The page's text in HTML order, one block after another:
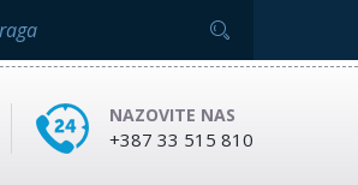
NAZOVITE NAS
+387 33 515 810